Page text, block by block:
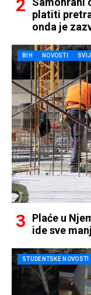
platiti
onda je
BIH NOVOSTI
Plaće u
ide sve
STUDENTSKE NOVOSTI